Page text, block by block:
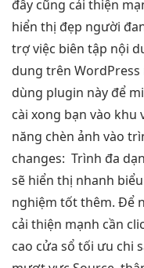
đây cũng cải thiện
hiển thị đẹp người
trợ việc biên tập nội
dung trên
dùng plugin này để
cài xong bạn vào khu
năng chèn ảnh vào
changes: Trình đa
sẽ hiển thị nhanh
nghiệm tốtthêm. Để
cải thiện mạnh cần
cao cửa sổ tối ưu chi